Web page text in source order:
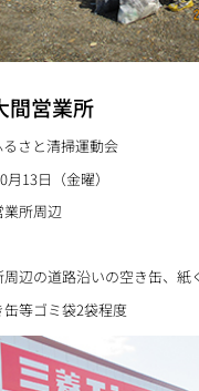
間営業所
さと清掃運動会
13日（金曜）
所周辺
辺の道路沿いの空き缶、紙
等ゴミ袋2袋程度